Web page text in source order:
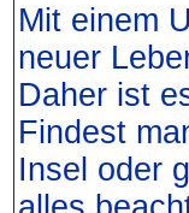
Mit einem
neuer
Daher ist
Findest
Insel oder